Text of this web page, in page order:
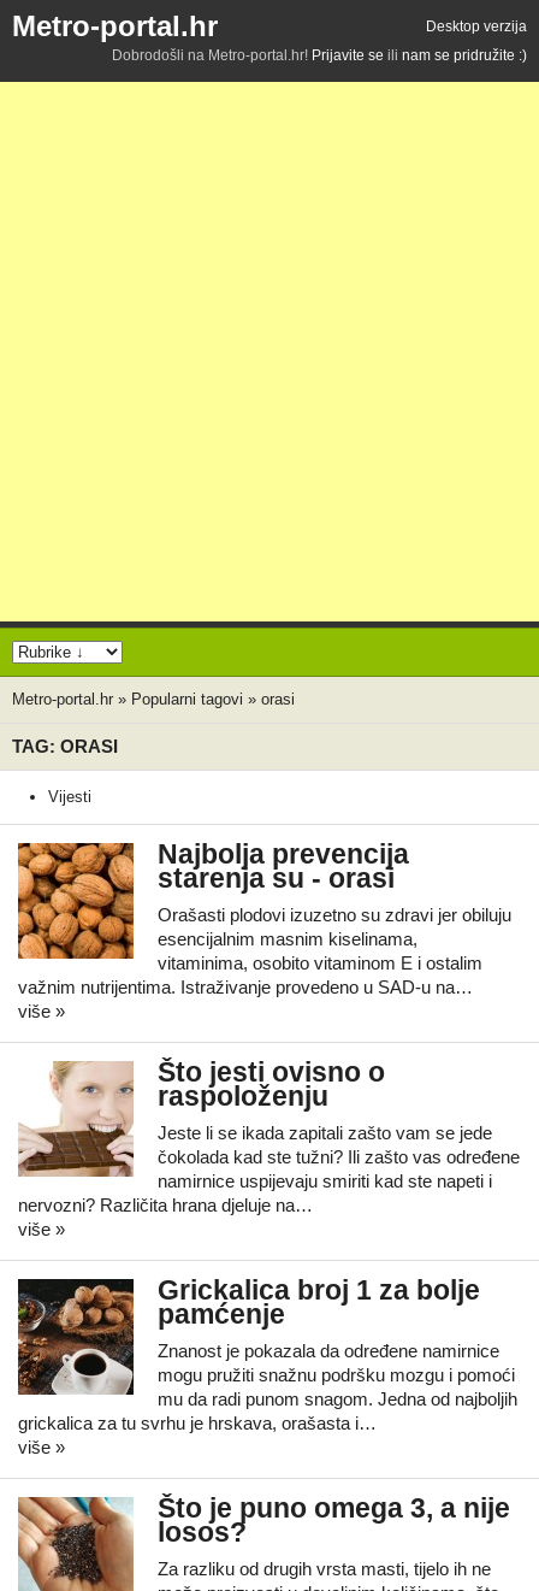
Metro-portal.hr
Desktop verzija
Dobrodošli na Metro-portal.hr! Prijavite se ili nam se pridružite :)
Metro-portal.hr » Popularni tagovi » orasi
TAG: ORASI
Vijesti
Najbolja prevencija
starenja su - orasi
Orašasti plodovi izuzetno su zdravi jer obiluju
esencijalnim masnim kiselinama,
vitaminima, osobito vitaminom E i ostalim
važnim nutrijentima. Istraživanje provedeno u SAD-u na…
više »
Što jesti ovisno o
raspoloženju
Jeste li se ikada zapitali zašto vam se jede
čokolada kad ste tužni? Ili zašto vas određene
namirnice uspijevaju smiriti kad ste napeti i
nervozni? Različita hrana djeluje na…
više »
Grickalica broj 1 za bolje
pamćenje
Znanost je pokazala da određene namirnice
mogu pružiti snažnu podršku mozgu i pomoći
mu da radi punom snagom. Jedna od najboljih
grickalica za tu svrhu je hrskava, orašasta i…
više »
Što je puno omega 3, a nije
losos?
Za razliku od drugih vrsta masti, tijelo ih ne